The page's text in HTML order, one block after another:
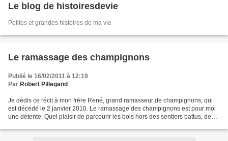
Le blog de histoiresdevie
Petites et grandes histoires de ma vie
Le ramassage des champignons
Publié le 16/02/2011 à 12:19
Par Robert Pillegand
Je dédis ce récit à mon frère René, grand ramasseur de champignons, qui
est décédé le 2 janvier 2010. Le ramassage des champignons est pour moi
une détente. Quel plaisir de parcourir les bois hors des sentiers battus, de